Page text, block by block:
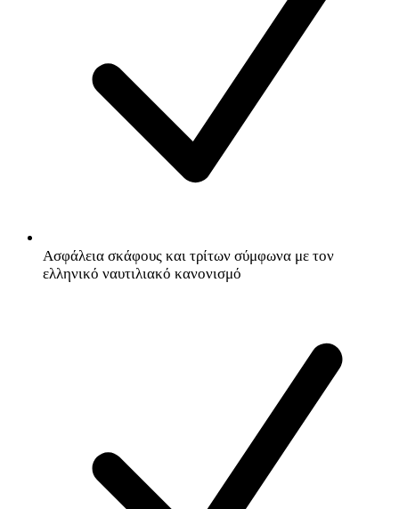
Ασφάλεια σκάφους και τρίτων σύμφωνα με τον
ελληνικό ναυτιλιακό κανονισμό